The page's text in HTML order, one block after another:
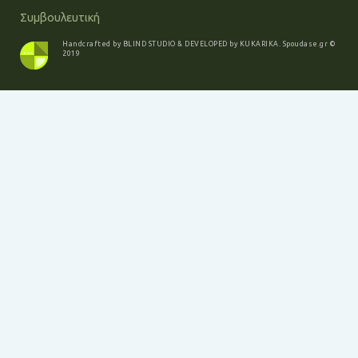
Συμβουλευτική
Handcrafted by BLIND STUDIO & DEVELOPED by KUKARIKA. Spoudase.gr ©
2019